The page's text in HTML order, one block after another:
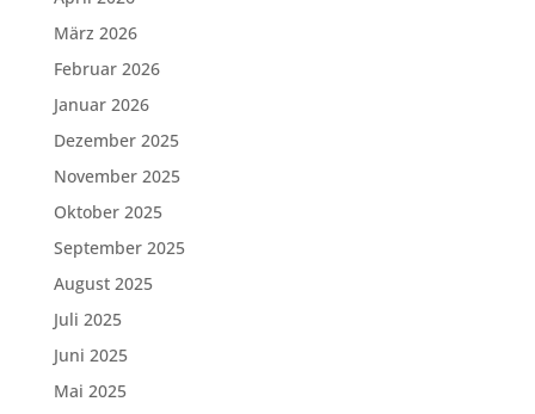
März 2026
Februar 2026
Januar 2026
Dezember 2025
November 2025
Oktober 2025
September 2025
August 2025
Juli 2025
Juni 2025
Mai 2025